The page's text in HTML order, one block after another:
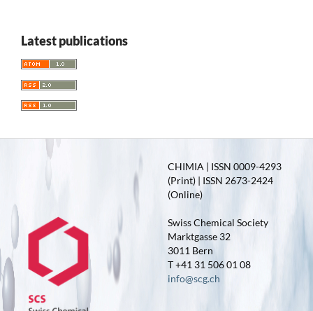
Latest publications
CHIMIA | ISSN 0009-4293
(Print) | ISSN 2673-2424
(Online)
Swiss Chemical Society
Marktgasse 32
3011 Bern
T +41 31 506 01 08
info@scg.ch